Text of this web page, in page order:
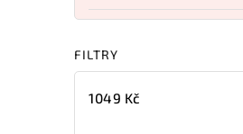
FILTRY
1049 Kč